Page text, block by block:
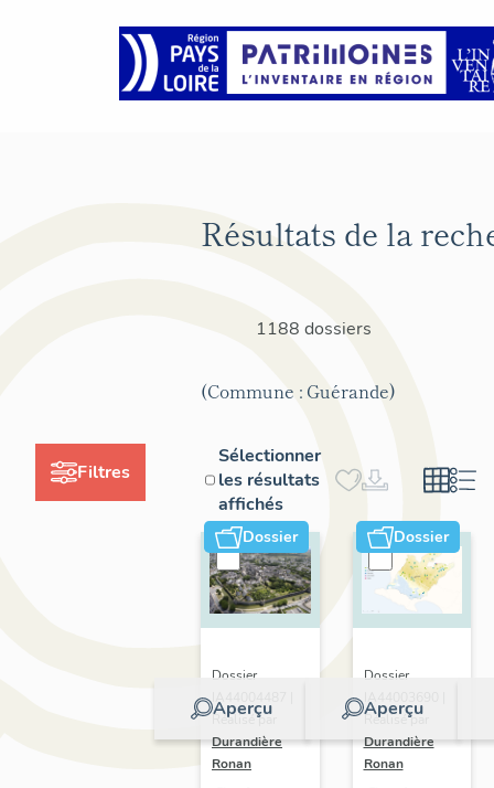
Filtres
Résultats de la
1188 dossiers
(Commune : Guérande)
Sélectionner
les résultats
affichés
Dossier
Aperçu
Dossier
IA44004487 |
Réalisé par
Durandière
Ronan
Dossier
Aperçu
Dossier
IA44003690 |
Réalisé par
Durandière
Ronan